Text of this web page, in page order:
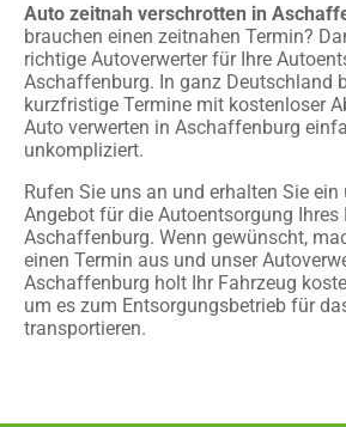
Auto zeitnah verschrotten in
brauchen einen zeitnahen Termin?
richtige Autoverwerter für Ihre
Aschaffenburg. In ganz Deutschland
kurzfristige Termine mit kostenloser
Auto verwerten in Aschaffenburg
unkompliziert.
Rufen Sie uns an und erhalten Sie
Angebot für die Autoentsorgung Ihres
Aschaffenburg. Wenn gewünscht,
einen Termin aus und unser
Aschaffenburg holt Ihr Fahrzeug
um es zum Entsorgungsbetrieb für
transportieren.